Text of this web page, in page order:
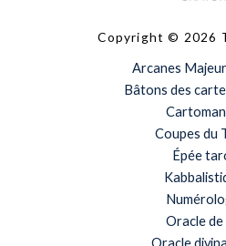
Copyright © 2026
Arcanes
Bâtons des
Coupes du
Épée
Oracle de
Oracle